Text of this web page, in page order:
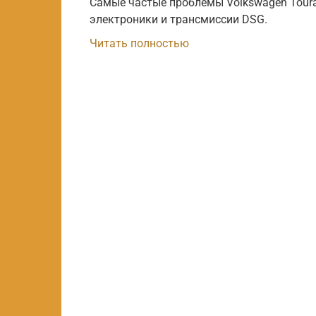
электроники и трансмиссии DSG.
Читать полностью